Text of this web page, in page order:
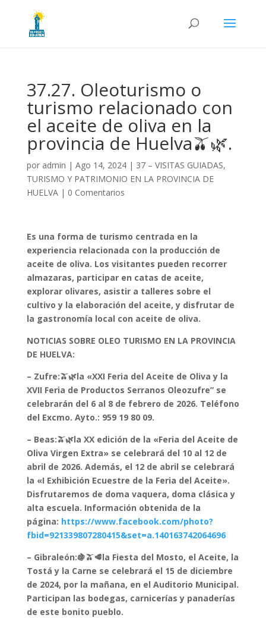
37.27. Oleoturismo o
turismo relacionado con
el aceite de oliva en la
provincia de Huelva🫒🌿.
por admin | Ago 14, 2024| 37 – VISITAS GUIADAS,
TURISMO Y PATRIMONIO EN LA PROVINCIA DE
HUELVA| 0 Comentarios
Es una forma de turismo centrada en la
experiencia relacionada con la producción de
aceite de oliva. Los visitantes pueden recorrer
almazaras, participar en catas de aceite,
explorar olivares, asistir a talleres sobre el
cultivo y la elaboración del aceite, y disfrutar de
la gastronomía local con aceite de oliva.
NOTICIAS SOBRE OLEO TURISMO EN LA PROVINCIA
DE HUELVA:
– Zufre:🫒🌿la «XXI Feria del Aceite de Oliva y la
XVII Feria de Productos Serranos Oleozufre” se
celebrarán del 6 al 8 de febrero de 2026. Teléfono
del Excmo. Ayto.: 959 19 80 09.
– Beas:🫒🌿la XX edición de la «Feria del Aceite de
Oliva Virgen Extra» se celebrará del 10 al 12 de
abril de 2026. Además, el 12 de abril se celebrará
la «I Exhibición Ecuestre de la Feria del Aceite».
Disfrutaremos de doma vaquera, doma clásica y
alta escuela. Información obtenida de la
página: https://www.facebook.com/photo?
fbid=921339807280415&set=a.140163742064696
– Gibraleón:🍇🫒🥩la Fiesta del Mosto, el Aceite, la
Tostá y la Carne se celebrará el 15 de diciembre
de 2024, por la mañana, en el Auditorio Municipal.
Participan las bodegas, carnicerías y panaderías
de este bonito pueblo.